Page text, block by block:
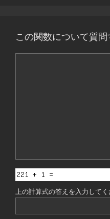
この関数について質問
上の計算式の答えを入力してく